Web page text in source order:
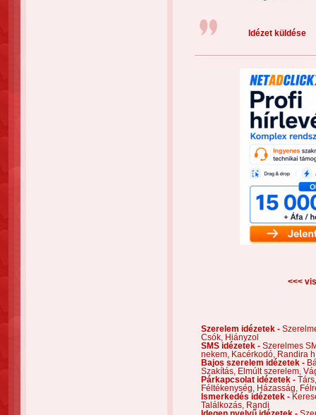
Idézet küldése
<<<
Szerelem idézetek -
Csók,
Hiányzol
SMS idézetek - Szerelmes
nekem,
Kacérkodó,
Randira
Bajos szerelem idézetek -
Szakítás,
Elmúlt szerelem,
Párkapcsolat idézetek -
Féltékenység,
Házasság,
Ismerkedés idézetek -
Találkozás,
Randi